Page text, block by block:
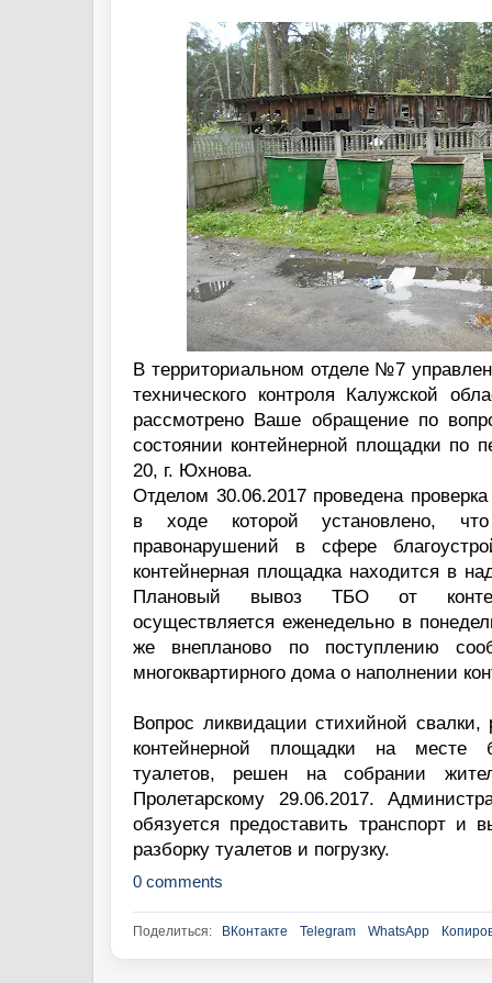
В территориальном отделе №7
технического контроля Калужской
рассмотрено Ваше обращение по
состоянии контейнерной площадки по
20, г. Юхнова.
Отделом 30.06.2017 проведена
в ходе которой установлено, что
правонарушений в сфере
контейнерная площадка находится в
Плановый вывоз ТБО от
осуществляется еженедельно в
же внепланово по поступлению
многоквартирного дома о наполнении
Вопрос ликвидации стихийной свалки,
контейнерной площадки на месте
туалетов, решен на собрании
Пролетарскому 29.06.2017.
обязуется предоставить транспорт и
разборку туалетов и погрузку.
0 comments
Поделиться: ВКонтакте Telegram WhatsApp